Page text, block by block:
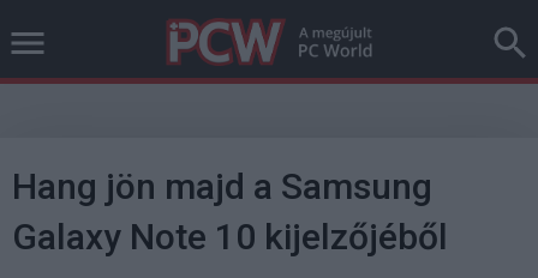
Hang jön majd a Samsung
Galaxy Note 10 kijelzőjéből